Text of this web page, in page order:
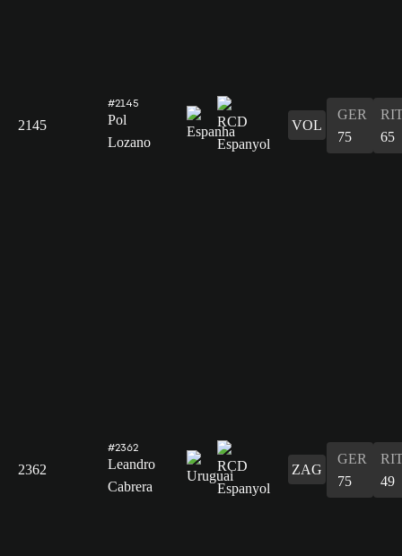
2145
#2145
Pol
Lozano
VOL
GER
75
65
2362
#2362
Leandro
Cabrera
ZAG
GER
75
49